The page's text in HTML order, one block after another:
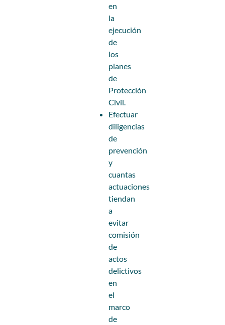
en
la
ejecución
de
los
planes
de
Protección
Civil.
Efectuar
diligencias
de
prevención
y
cuantas
actuaciones
tiendan
a
evitar
comisión
de
actos
delictivos
en
el
marco
de